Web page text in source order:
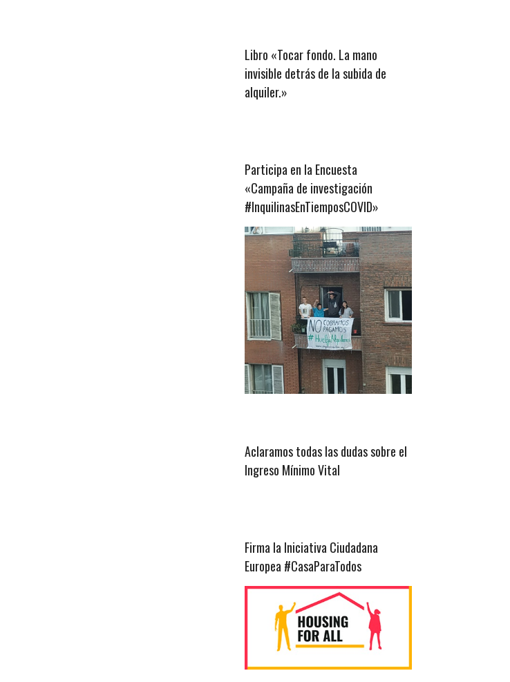
Libro «Tocar fondo. La mano
invisible detrás de la subida de
alquiler.»
Participa en la Encuesta
«Campaña de investigación
#InquilinasEnTiemposCOVID»
Aclaramos todas las dudas sobre el
Ingreso Mínimo Vital
Firma la Iniciativa Ciudadana
Europea #CasaParaTodos